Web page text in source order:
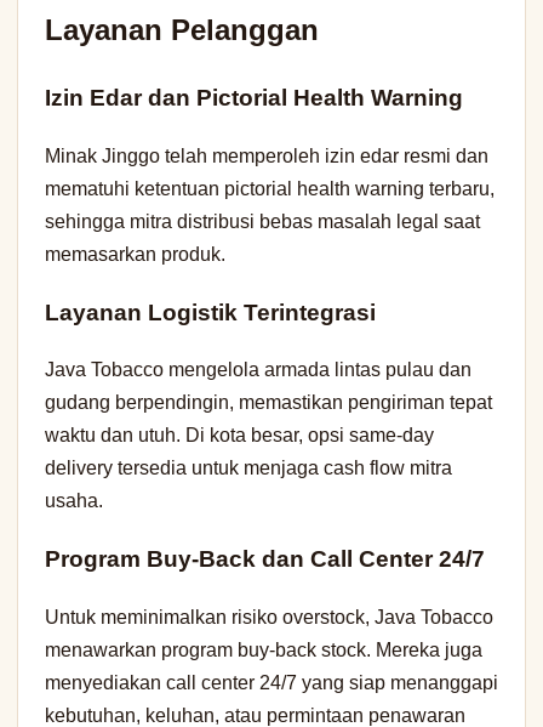
Layanan Pelanggan
Izin Edar dan Pictorial Health Warning
Minak Jinggo telah memperoleh izin edar resmi dan
mematuhi ketentuan pictorial health warning terbaru,
sehingga mitra distribusi bebas masalah legal saat
memasarkan produk.
Layanan Logistik Terintegrasi
Java Tobacco mengelola armada lintas pulau dan
gudang berpendingin, memastikan pengiriman tepat
waktu dan utuh. Di kota besar, opsi same-day
delivery tersedia untuk menjaga cash flow mitra
usaha.
Program Buy-Back dan Call Center 24/7
Untuk meminimalkan risiko overstock, Java Tobacco
menawarkan program buy-back stock. Mereka juga
menyediakan call center 24/7 yang siap menanggapi
kebutuhan, keluhan, atau permintaan penawaran